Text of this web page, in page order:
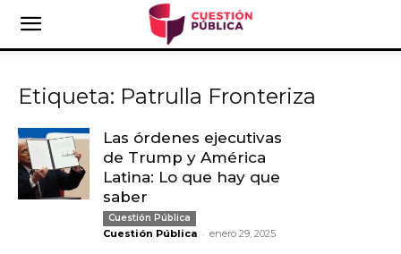
Etiqueta: Patrulla Fronteriza
Las órdenes ejecutivas
de Trump y América
Latina: Lo que hay que
saber
Cuestión Pública
Cuestión Pública - enero 29, 2025